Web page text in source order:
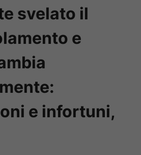
svelato il
e
e infortuni,